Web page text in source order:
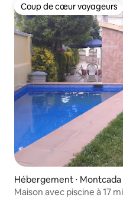
Coup de cœur voyageurs
Coup de cœur voyageurs
Hébergement ⋅ Montcada
Maison avec piscine à 17